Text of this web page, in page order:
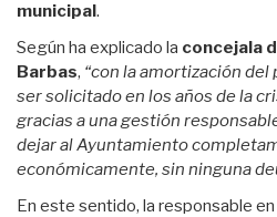
municipal.
Según ha explicado la concejala
Barbas, “con la amortización
ser solicitado en los años de la
gracias a una gestión
dejar al Ayuntamiento
económicamente, sin ninguna
En este sentido, la responsable